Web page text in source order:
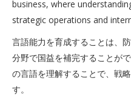
business, where
strategic operations and
言語能力を育成することは、
分野で国益を補完することが
の言語を理解することで、戦
す。